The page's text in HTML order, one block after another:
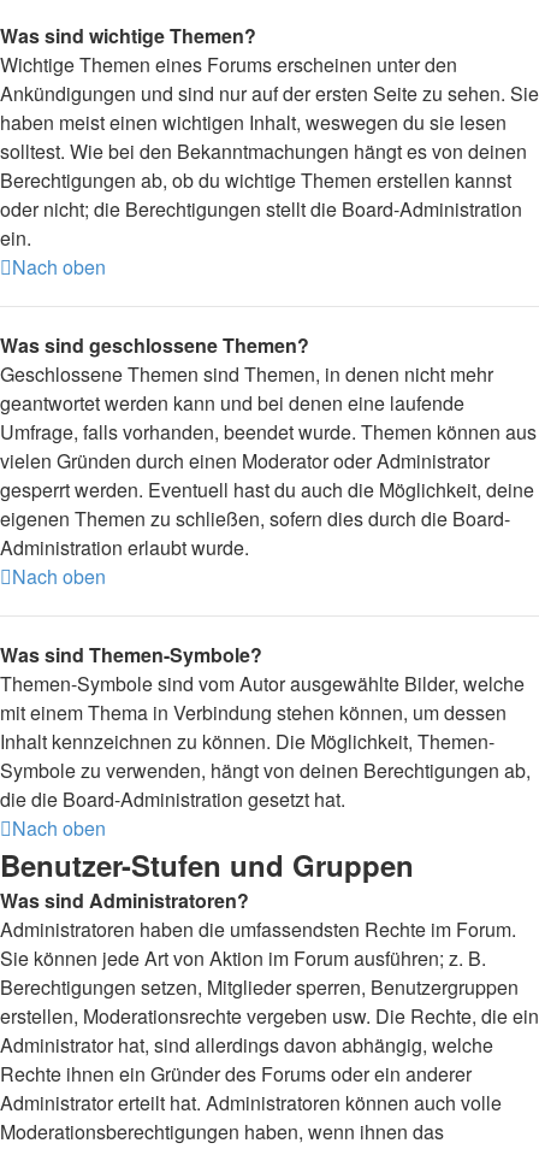
Was sind wichtige Themen?
Wichtige Themen eines Forums erscheinen unter den
Ankündigungen und sind nur auf der ersten Seite zu sehen. Sie
haben meist einen wichtigen Inhalt, weswegen du sie lesen
solltest. Wie bei den Bekanntmachungen hängt es von deinen
Berechtigungen ab, ob du wichtige Themen erstellen kannst
oder nicht; die Berechtigungen stellt die Board-Administration
ein.
Nach oben
Was sind geschlossene Themen?
Geschlossene Themen sind Themen, in denen nicht mehr
geantwortet werden kann und bei denen eine laufende
Umfrage, falls vorhanden, beendet wurde. Themen können aus
vielen Gründen durch einen Moderator oder Administrator
gesperrt werden. Eventuell hast du auch die Möglichkeit, deine
eigenen Themen zu schließen, sofern dies durch die Board-
Administration erlaubt wurde.
Nach oben
Was sind Themen-Symbole?
Themen-Symbole sind vom Autor ausgewählte Bilder, welche
mit einem Thema in Verbindung stehen können, um dessen
Inhalt kennzeichnen zu können. Die Möglichkeit, Themen-
Symbole zu verwenden, hängt von deinen Berechtigungen ab,
die die Board-Administration gesetzt hat.
Nach oben
Benutzer-Stufen und Gruppen
Was sind Administratoren?
Administratoren haben die umfassendsten Rechte im Forum.
Sie können jede Art von Aktion im Forum ausführen; z. B.
Berechtigungen setzen, Mitglieder sperren, Benutzergruppen
erstellen, Moderationsrechte vergeben usw. Die Rechte, die ein
Administrator hat, sind allerdings davon abhängig, welche
Rechte ihnen ein Gründer des Forums oder ein anderer
Administrator erteilt hat. Administratoren können auch volle
Moderationsberechtigungen haben, wenn ihnen das